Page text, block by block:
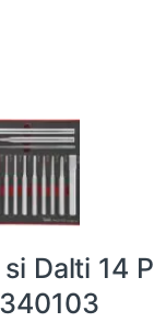
Dalti 14